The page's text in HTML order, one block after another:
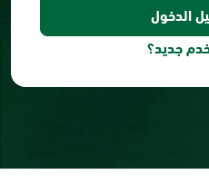
جديد؟